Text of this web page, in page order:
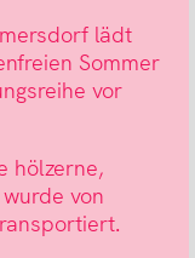
lädt
Sommer
vor
hölzerne,
von